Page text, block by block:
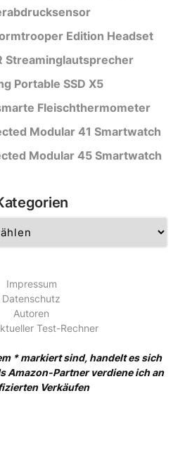
Edition Headset
Streaminglautsprecher
Portable SSD X5
Fleischthermometer
Modular 41 Smartwatch
Modular 45 Smartwatch
Impressum
Datenschutz
Autoren
Test-Rechner
* markiert sind, handelt es sich
Amazon-Partner verdiene ich an
Verkäufen